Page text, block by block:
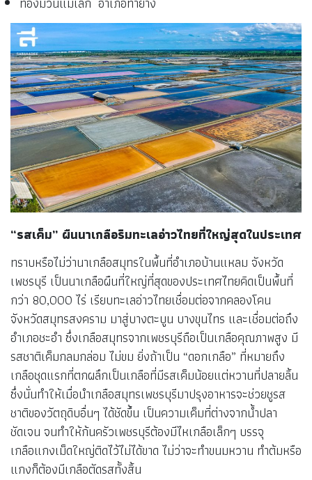
“รสเค็ม” ผืนนาเกลือริมทะเลอ่าวไทยที่ใหญ่สุดในประเทศ
ทราบหรือไม่ว่านาเกลือสมุทรในพื้นที่อำเภอบ้านแหลม จังหวัด
เพชรบุรี เป็นนาเกลือผืนที่ใหญ่ที่สุดของประเทศไทยคิดเป็นพื้นที่
กว่า 80,000 ไร่ เรียบทะเลอ่าวไทยเชื่อมต่อจากคลองโคน
จังหวัดสมุทรสงคราม มาสู่บางตะบูน บางขุนไทร และเชื่อมต่อถึง
อำเภอชะอำ ซึ่งเกลือสมุทรจากเพชรบุรีถือเป็นเกลือคุณภาพสูง มี
รสชาติเค็มกลมกล่อม ไม่ขม ยิ่งถ้าเป็น “ดอกเกลือ” ที่หมายถึง
เกลือชุดแรกที่ตกผลึกเป็นเกลือที่มีรสเค็มน้อยแต่หวานที่ปลายลิ้น
ซึ่งนั่นทำให้เมื่อนำเกลือสมุทรเพชรบุรีมาปรุงอาหารจะช่วยชูรส
ชาติของวัตถุดิบอื่นๆ ได้ชัดขึ้น เป็นความเค็มที่ต่างจากน้ำปลา
ชัดเจน จนทำให้ก้นครัวเพชรบุรีต้องมีไหเกลือเล็กๆ บรรจุ
เกลือแกงเม็ดใหญ่ติดไว้ไม่ได้ขาด ไม่ว่าจะทำขนมหวาน ทำต้มหรือ
แกงก็ต้องมีเกลือตัดรสทั้งสิ้น